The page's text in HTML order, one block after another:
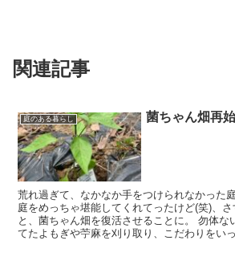
関連記事
庭のある暮らし 菌ちゃん畑再
荒れ過ぎて、なかなか手をつけられなかった
庭をめっちゃ堪能してくれてったけど(笑)、
と、菌ちゃん畑を復活させることに。 勿体な
てたよもぎや苧麻を刈り取り、こだわりをい